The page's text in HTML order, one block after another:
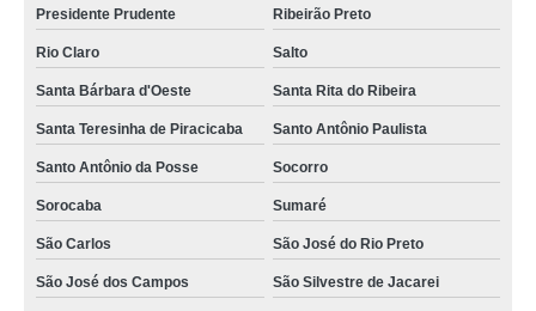
Presidente Prudente Ribeirão Preto
Rio Claro Salto
Santa Bárbara d'Oeste Santa Rita do Ribeira
Santa Teresinha de Piracicaba Santo Antônio Paulista
Santo Antônio da Posse Socorro
Sorocaba Sumaré
São Carlos São José do Rio Preto
São José dos Campos São Silvestre de Jacarei